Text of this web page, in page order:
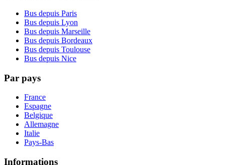
Bus depuis Paris
Bus depuis Lyon
Bus depuis Marseille
Bus depuis Bordeaux
Bus depuis Toulouse
Bus depuis Nice
Par pays
France
Espagne
Belgique
Allemagne
Italie
Pays-Bas
Informations